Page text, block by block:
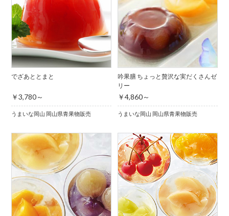
でざあととまと
￥3,780～
うまいな岡山 岡山県青果物販売
吟果膳 ちょっと贅沢な実だくさんゼ
リー
￥4,860～
うまいな岡山 岡山県青果物販売